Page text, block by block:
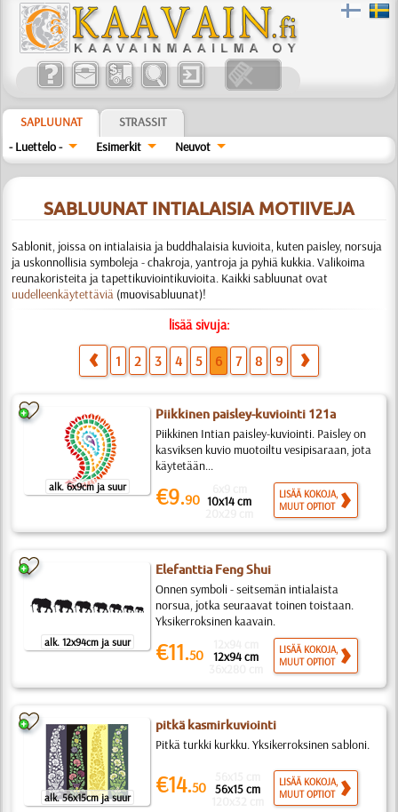
SAPLUUNAT
STRASSIT
- Luettelo -
Esimerkit Neuvot
SABLUUNAT INTIALAISIA MOTIIVEJA
Sablonit, joissa on intialaisia ja buddhalaisia kuvioita, kuten paisley, norsuja
ja uskonnollisia symboleja - chakroja, yantroja ja pyhiä kukkia. Valikoima
reunakoristeita ja tapettikuviointikuvioita. Kaikki sabluunat ovat
uudelleenkäytettäviä (muovisabluunat)!
lisää sivuja:
1 2 3 4 5 6 7 8 9
alk. 6x9cm ja suur
Piikkinen paisley-kuviointi 121а
Piikkinen Intian paisley-kuviointi. Paisley on
kasviksen kuvio muotoiltu vesipisaraan, jota
käytetään...
€9.90 10x14 cm
LISÄÄ KOKOJA,
MUUT OPTIOT
alk. 12x94cm ja suur
Elefanttia Feng Shui
Onnen symboli - seitsemän intialaista
norsua, jotka seuraavat toinen toistaan.
Yksikerroksinen kaavain.
€11.50 12x94 cm
LISÄÄ KOKOJA,
MUUT OPTIOT
alk. 56x15cm ja suur
pitkä kasmirkuviointi
Pitkä turkki kurkku. Yksikerroksinen sabloni.
€14.50 56x15 cm
LISÄÄ KOKOJA,
MUUT OPTIOT